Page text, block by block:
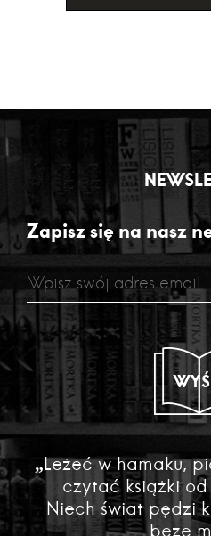
Zapisz się na nasz
„Leżeć w hamaku,
czytać książki
Niech świat pędzi
beze